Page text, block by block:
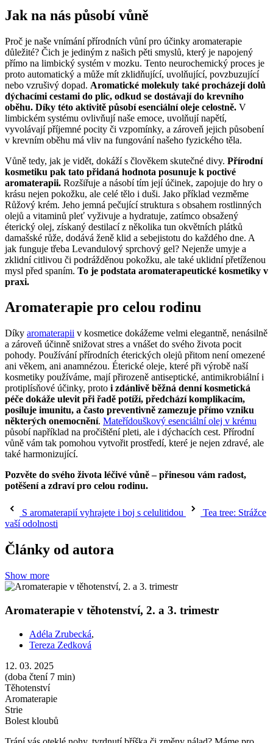
Jak na nás působí vůně
Proč je naše vnímání přírodních vůní pro účinky aromaterapie
důležité? Čich je jediným z našich pěti smyslů, který je napojený
přímo na limbický systém v mozku. Tento neurochemický proces je
proto automatický a může mít zklidňující, uvolňující, povzbuzující
nebo vzrušivý dopad. Aromatické molekuly také procházejí dolů
dýchacími cestami do plic, odkud se dostávají do krevního
oběhu. Díky této aktivitě působí esenciální oleje celostně. V
limbickém systému ovlivňují naše emoce, uvolňují napětí,
vyvolávají příjemné pocity či vzpomínky, a zároveň jejich působení
v krevním oběhu má vliv na fungování našeho fyzického těla.
Vůně tedy, jak je vidět, dokáží s člověkem skutečné divy. Přírodní
kosmetiku pak tato přidaná hodnota posunuje k poctivé
aromaterapii. Rozšiřuje a násobí tím její účinek, zapojuje do hry o
krásu nejen pokožku, ale celé tělo i duši. Jako příklad vezměme
Růžový krém. Jeho jemná pečující struktura s obsahem rostlinných
olejů a vitaminů pleť vyživuje a hydratuje, zatímco obsažený
éterický olej, získaný destilací z několika tun okvětních plátků
damašské růže, dodává ženě klid a sebejistotu do každého dne. A
jak funguje třeba Levandulový sprchový gel? Nejenže umyje a
zklidní citlivou či podrážděnou pokožku, ale také uklidní přetíženou
mysl před spaním. To je podstata aromaterapeutické kosmetiky v
praxi.
Aromaterapie pro celou rodinu
Díky aromaterapii v kosmetice dokážeme velmi elegantně, nenásilně
a zároveň účinně snižovat stres a vnášet do svého života pocit
pohody. Používání přírodních éterických olejů přitom není omezené
ani věkem, ani anamnézou. Éterické oleje, které při výrobě naší
kosmetiky používáme, mají přirozeně antiseptické, antimikrobiální i
protiplísňové účinky, proto i zdánlivě běžná denní kosmetická
péče dokáže ulevit při řadě potíží, předchází komplikacím,
posiluje imunitu, a často preventivně zamezuje přímo vzniku
některých onemocnění. Mateřídouškový esenciální olej v krému
působí například na pročištění pleti, ale i dýchacích cest. Přírodní
vůně vám tak pomohou vytvořit prostředí, které je nejen zdravé, ale
také harmonizující.
Pozvěte do svého života léčivé vůně – přinesou vám radost,
potěšení a zdraví pro celou rodinu.
S aromaterapií vyhrajete i boj s celulitidou
Tea tree: Strážce
vaší odolnosti
Články od autora
Show more
Aromaterapie v těhotenství, 2. a 3. trimestr
Adéla Zrubecká,
Tereza Zedková
12. 03. 2025
(doba čtení 7 min)
Těhotenství
Aromaterapie
Strie
Bolest kloubů